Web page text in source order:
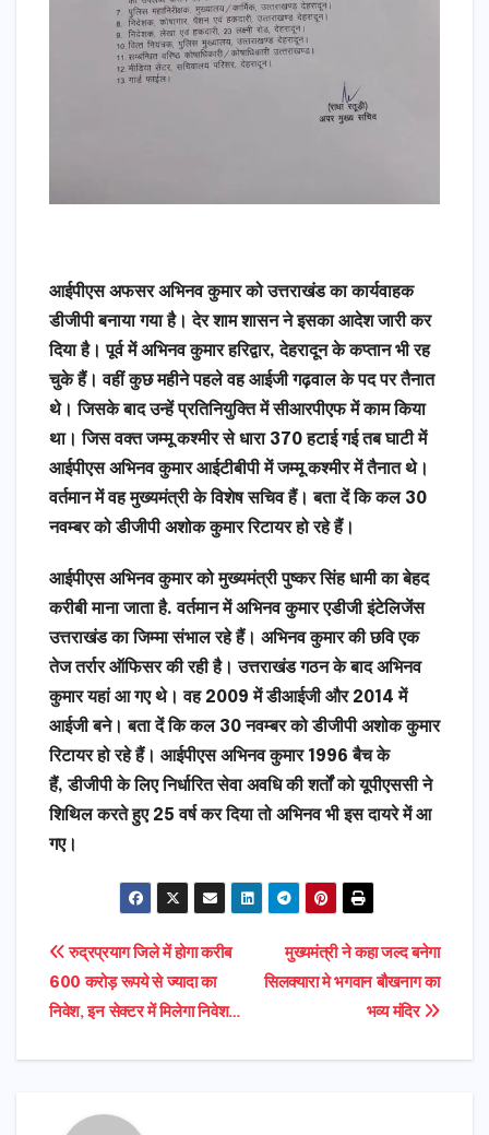
आईपीएस अफसर अभिनव कुमार को उत्तराखंड का कार्यवाहक
डीजीपी बनाया गया है। देर शाम शासन ने इसका आदेश जारी कर
दिया है। पूर्व में अभिनव कुमार हरिद्वार, देहरादून के कप्तान भी रह
चुके हैं। वहीं कुछ महीने पहले वह आईजी गढ़वाल के पद पर तैनात
थे। जिसके बाद उन्हें प्रतिनियुक्ति में सीआरपीएफ में काम किया
था। जिस वक्त जम्मू कश्मीर से धारा 370 हटाई गई तब घाटी में
आईपीएस अभिनव कुमार आईटीबीपी में जम्मू कश्मीर में तैनात थे।
वर्तमान में वह मुख्यमंत्री के विशेष सचिव हैं। बता दें कि कल 30
नवम्बर को डीजीपी अशोक कुमार रिटायर हो रहे हैं।
आईपीएस अभिनव कुमार को मुख्यमंत्री पुष्कर सिंह धामी का बेहद
करीबी माना जाता है. वर्तमान में अभिनव कुमार एडीजी इंटेलिजेंस
उत्तराखंड का जिम्मा संभाल रहे हैं। अभिनव कुमार की छवि एक
तेज तर्रार ऑफिसर की रही है। उत्तराखंड गठन के बाद अभिनव
कुमार यहां आ गए थे। वह 2009 में डीआईजी और 2014 में
आईजी बने। बता दें कि कल 30 नवम्बर को डीजीपी अशोक कुमार
रिटायर हो रहे हैं। आईपीएस अभिनव कुमार 1996 बैच के
हैं,डीजीपी के लिए निर्धारित सेवा अवधि की शर्तों को यूपीएससी ने
शिथिल करते हुए 25 वर्ष कर दिया तो अभिनव भी इस दायरे में आ
गए।
Post
navigation
मुख्यमंत्री ने कहा जल्द बनेगा
सिलक्यारा मे भगवान बौखनाग का
भव्य मंदिर
रुद्रप्रयाग जिले में होगा करीब
600 करोड़ रूपये से ज्यादा का
निवेश, इन सेक्टर में मिलेगा निवेश…